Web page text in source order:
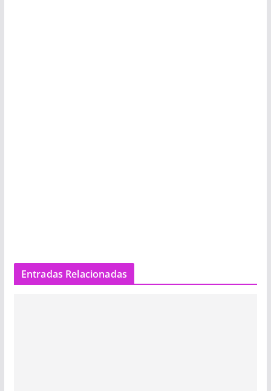
Entradas Relacionadas